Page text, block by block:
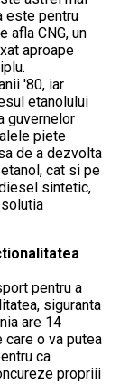
este pentru
afla CNG, un
aproape
'80, iar
etanolului
guvernelor
piete
de a dezvolta
cat si pe
sintetic,
pentru a
siguranta
are 14
care o va putea
ca
propriii